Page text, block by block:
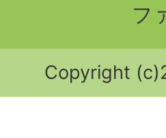
フ
Copyright